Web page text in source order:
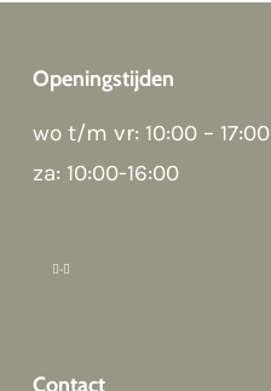
Openingstijden
wo t/m vr: 10:00 – 17:00
za: 10:00-16:00
Contact